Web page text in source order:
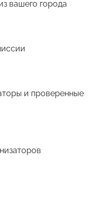
вашего города
и проверенные